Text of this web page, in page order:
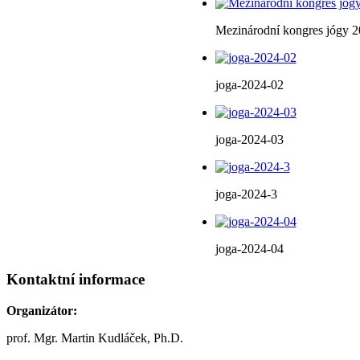
Mezinárodní kongres jógy
joga-2024-02
joga-2024-03
joga-2024-3
joga-2024-04
Kontaktní informace
Organizátor:
prof. Mgr. Martin Kudláček, Ph.D.